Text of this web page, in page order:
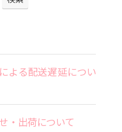
よる配送遅延につい
・出荷について